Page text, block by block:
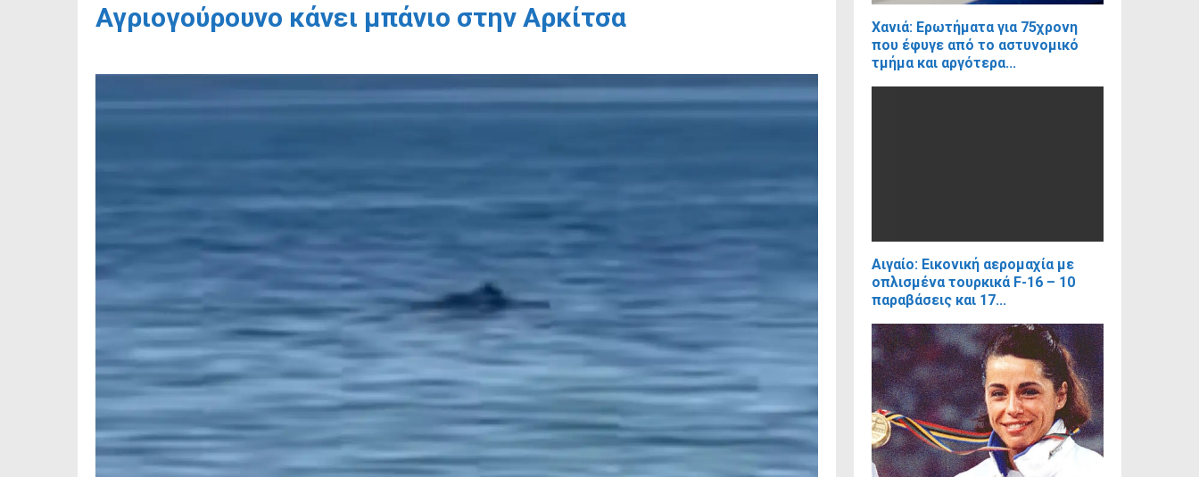
Αγριογούρουνο κάνει μπάνιο στην Αρκίτσα
Χανιά: Ερωτήματα για 75χρονη
που έφυγε από το αστυνομικό
τμήμα και αργότερα...
Αιγαίο: Εικονική αερομαχία με
οπλισμένα τουρκικά F-16 – 10
παραβάσεις και 17...